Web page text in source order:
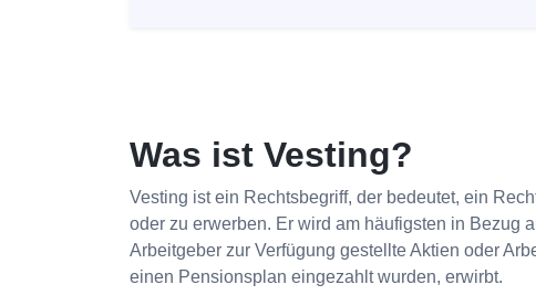
Was ist Vesting?
Vesting ist ein Rechtsbegriff, der bedeutet, ein
oder zu erwerben. Er wird am häufigsten in Bezug
Arbeitgeber zur Verfügung gestellte Aktien oder
einen Pensionsplan eingezahlt wurden, erwirbt.